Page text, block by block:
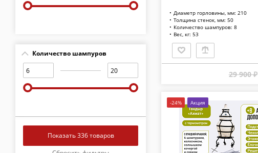
Количество шампуров
Диаметр горловины, мм: 210
Толщина стенок, мм: 50
Количество шампуров: 8
Вес, кг: 53
29 900 ₽
-24% Акция